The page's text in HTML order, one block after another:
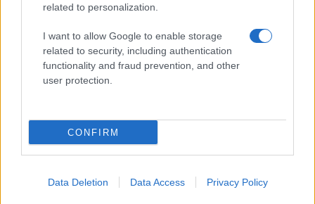
related to personalization.
I want to allow Google to enable storage
related to security, including authentication
functionality and fraud prevention, and other
user protection.
CONFIRM
Data Deletion Data Access Privacy Policy